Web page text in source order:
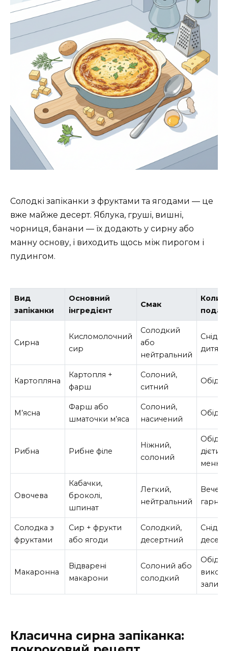
Солодкі запіканки з фруктами та ягодами — це
вже майже десерт. Яблука, груші, вишні,
чорниця, банани — їх додають у сирну або
манну основу, і виходить щось між пирогом і
пудингом.
Вид
запіканки
Основний
інгредієнт
Смак
Коли
Сирна
Кисломолочний
сир
Солодкий
або
нейтральний
Картопляна
Картопля +
фарш
Солоний,
ситний
Обід,
М’ясна
Фарш або
шматочки м’яса
Солоний,
насичений
Обід,
Рибна Рибне філе
Ніжний,
солоний
Обід,
меню
Овочева
Кабачки,
броколі,
шпинат
Легкий,
нейтральний
гарнір
Солодка з
фруктами
Сир + фрукти
або ягоди
Солодкий,
десертний
десерт
Макаронна
Відварені
макарони
Солоний або
солодкий
Обід,
Класична сирна запіканка: